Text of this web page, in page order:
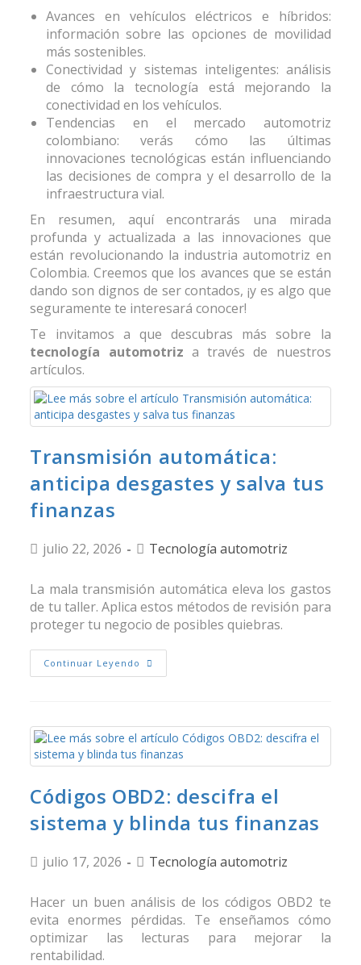
Avances en vehículos eléctricos e híbridos:
información sobre las opciones de movilidad
más sostenibles.
Conectividad y sistemas inteligentes: análisis
de cómo la tecnología está mejorando la
conectividad en los vehículos.
Tendencias en el mercado automotriz
colombiano: verás cómo las últimas
innovaciones tecnológicas están influenciando
las decisiones de compra y el desarrollo de la
infraestructura vial.
En resumen, aquí encontrarás una mirada
profunda y actualizada a las innovaciones que
están revolucionando la industria automotriz en
Colombia. Creemos que los avances que se están
dando son dignos de ser contados, ¡y es algo que
seguramente te interesará conocer!
Te invitamos a que descubras más sobre la
tecnología automotriz a través de nuestros
artículos.
Transmisión automática:
anticipa desgastes y salva tus
finanzas
julio 22, 2026 Tecnología automotriz
La mala transmisión automática eleva los gastos
de tu taller. Aplica estos métodos de revisión para
proteger tu negocio de posibles quiebras.
Continuar Leyendo
Códigos OBD2: descifra el
sistema y blinda tus finanzas
julio 17, 2026 Tecnología automotriz
Hacer un buen análisis de los códigos OBD2 te
evita enormes pérdidas. Te enseñamos cómo
optimizar las lecturas para mejorar la
rentabilidad.